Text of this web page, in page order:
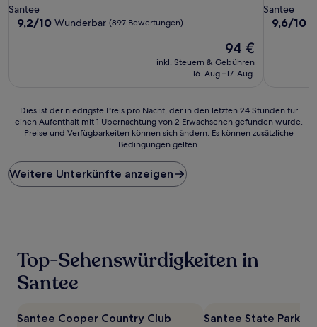
Sterne-
Unterkunft
Santee
9.2
9,2/10 Wunderbar (897 Bewertungen)
Der
Preis
beträgt
94 €
inkl. Steuern & Gebühren
16. Aug.–17. Aug.
Sterne-
Santee
9.6
9,6/10
Dies
ist
Preis
pro
Nacht,
24 Stunden
einen
Aufenthalt
1 Übernachtung
Dies ist der niedrigste Preis pro Nacht, der in den letzten 24 Stunden für
einen Aufenthalt mit 1 Übernachtung von 2 Erwachsenen gefunden wurde.
Preise und Verfügbarkeiten können sich ändern. Es können zusätzliche
Bedingungen gelten.
Weitere Unterkünfte anzeigen
Top-Sehenswürdigkeiten in
Santee
Santee Cooper Country Club Santee State Park